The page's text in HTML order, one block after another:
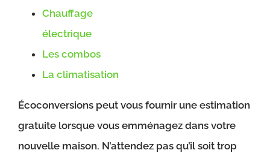
Chauffage
électrique
Les combos
La climatisation
Écoconversions peut vous fournir une estimation
gratuite lorsque vous emménagez dans votre
nouvelle maison. N’attendez pas qu’il soit trop